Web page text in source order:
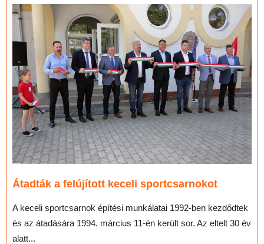
Átadták a felújított keceli sportcsarnokot
A keceli sportcsarnok építési munkálatai 1992-ben kezdődtek
és az átadására 1994. március 11-én került sor. Az eltelt 30 év
alatt...